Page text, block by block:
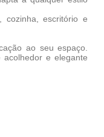
escritório e
ao seu espaço.
e elegante